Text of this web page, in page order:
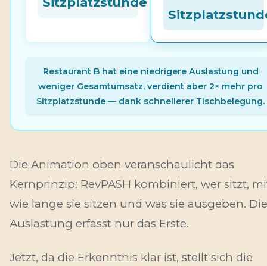
Restaurant B hat eine niedrigere Auslastung und
weniger Gesamtumsatz, verdient aber 2× mehr pro
Sitzplatzstunde — dank schnellerer Tischbelegung.
Die Animation oben veranschaulicht das
Kernprinzip: RevPASH kombiniert, wer sitzt,
wie lange sie sitzen und was sie ausgeben. Die
Auslastung erfasst nur das Erste.
Jetzt, da die Erkenntnis klar ist, stellt sich die